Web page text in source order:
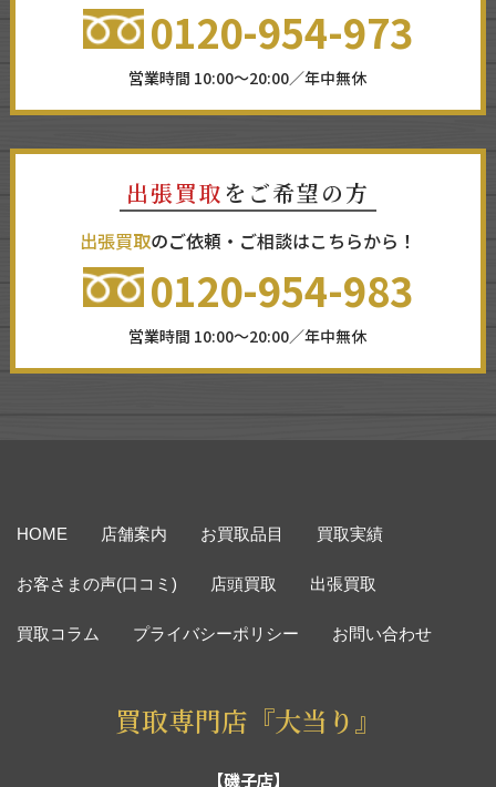
0120-954-973
営業時間 10:00～20:00／年中無休
出張買取 をご希望の方
出張買取のご依頼・ご相談はこちらから！
0120-954-983
営業時間 10:00～20:00／年中無休
HOME 店舗案内 お買取品目 買取実績
お客さまの声(口コミ) 店頭買取 出張買取
買取コラム プライバシーポリシー お問い合わせ
買取専門店『大当り』
【磯子店】